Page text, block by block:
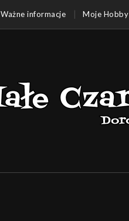
Ważne informacje Moje Hobby